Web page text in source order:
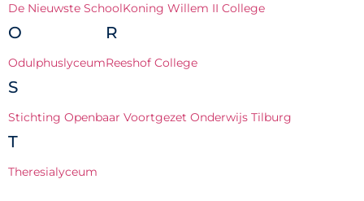
De Nieuwste SchoolKoning Willem II College
O
Odulphuslyceum
R
Reeshof College
S
Stichting Openbaar Voortgezet Onderwijs Tilburg
T
Theresialyceum